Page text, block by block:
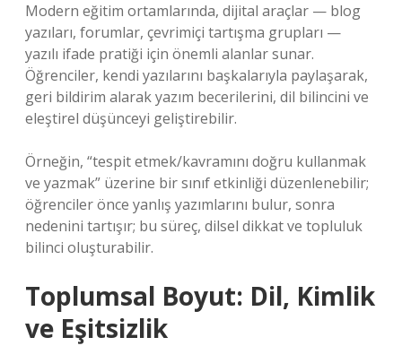
Modern eğitim ortamlarında, dijital araçlar — blog
yazıları, forumlar, çevrimiçi tartışma grupları —
yazılı ifade pratiği için önemli alanlar sunar.
Öğrenciler, kendi yazılarını başkalarıyla paylaşarak,
geri bildirim alarak yazım becerilerini, dil bilincini ve
eleştirel düşünceyi geliştirebilir.
Örneğin, “tespit etmek/kavramını doğru kullanmak
ve yazmak” üzerine bir sınıf etkinliği düzenlenebilir;
öğrenciler önce yanlış yazımlarını bulur, sonra
nedenini tartışır; bu süreç, dilsel dikkat ve topluluk
bilinci oluşturabilir.
Toplumsal Boyut: Dil, Kimlik
ve Eşitsizlik